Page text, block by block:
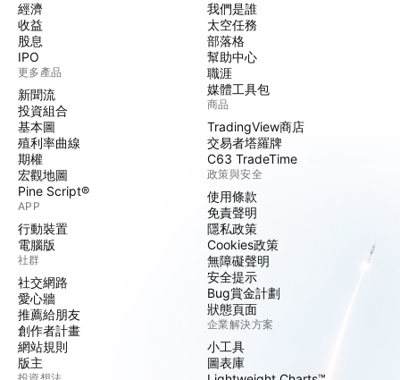
經濟
收益
股息
IPO
更多產品
新聞流
投資組合
基本圖
殖利率曲線
期權
宏觀地圖
Pine Script®
APP
行動裝置
電腦版
社群
社交網路
愛心牆
推薦給朋友
創作者計畫
網站規則
版主
我們是誰
太空任務
部落格
幫助中心
職涯
媒體工具包
商品
TradingView商店
交易者塔羅牌
C63 TradeTime
政策與安全
使用條款
免責聲明
隱私政策
Cookies政策
無障礙聲明
安全提示
Bug賞金計劃
狀態頁面
企業解決方案
小工具
圖表庫